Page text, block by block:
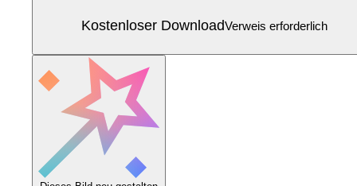
Kostenloser DownloadVerweis erforderlich